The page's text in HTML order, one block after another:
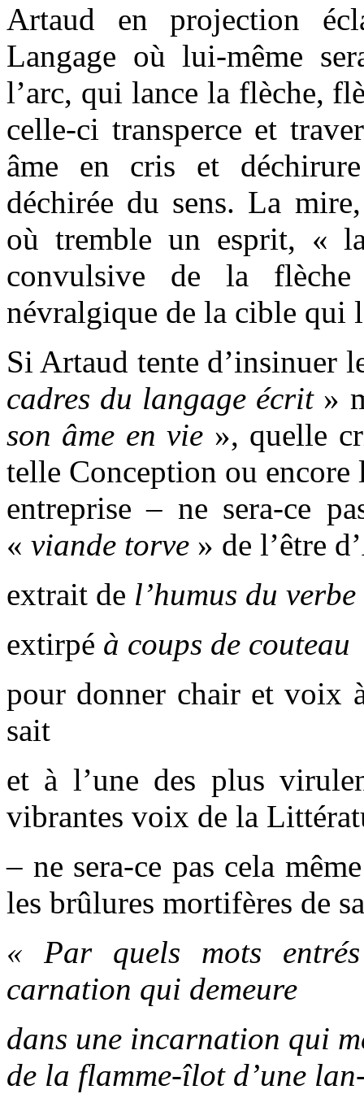
Artaud en projection
Langage où lui-même
l’arc, qui lance la flèche,
celle-ci transperce et
âme en cris et
déchirée du sens. La
où tremble un esprit, «
convulsive de la
névralgique de la cible qui
Si Artaud tente d’insinuer
cadres du langage écrit»
son âme en vie », quelle
telle Conception ou encore
entreprise – ne sera-ce
« viande torve » de l’être
extrait de l’humus du verbe
extirpé à coups de couteau
pour donner chair et voix
sait
et à l’une des plus
vibrantes voix de la
– ne sera-ce pas cela
les brûlures mortifères de
« Par quels mots
carnation qui demeure
dans une incarnation qui
de la flamme-îlot d’une